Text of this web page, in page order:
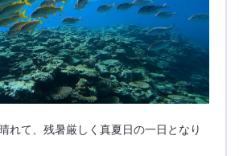
れて、残暑厳しく真夏日の一日となり